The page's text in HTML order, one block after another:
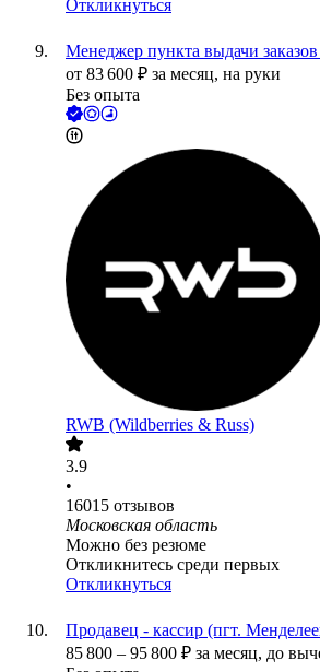
Откликнуться
Менеджер пункта выдачи
от 83 600 ₽ за месяц, на руки
Без опыта
RWB (Wildberries & Russ)
3.9
•
16015 отзывов
Московская область
Можно без резюме
Откликнитесь среди первых
Откликнуться
Продавец - кассир (пгт.
85 800 – 95 800 ₽ за месяц, до